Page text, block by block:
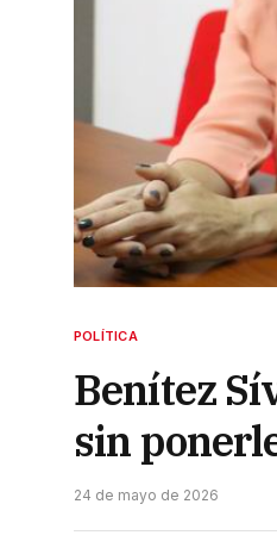
POLÍTICA
Benítez
sin
24 de mayo de 2026